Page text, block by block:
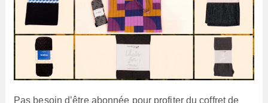
Pas besoin d’être abonnée pour profiter du coffret de